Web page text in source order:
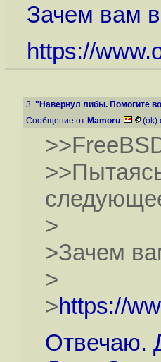
Зачем вам
https://
3. "Навернул либы. Помогите
Сообщение от Mamoru (ok)
>
>Зачем
>
>https://
Отвечаю.